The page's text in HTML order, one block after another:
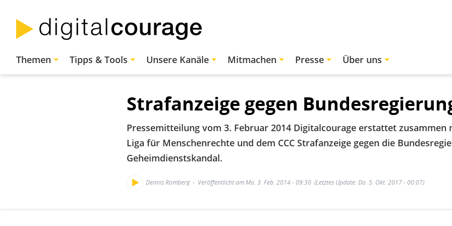
zum
Inhalt
Hauptnavigation
Themen Tipps & Tools Unsere Kanäle Mitmachen Presse Über uns
Strafanzeige gegen
Pressemitteilung vom 3. Februar 2014 Digitalcourage erstattet
Liga für Menschenrechte und dem CCC Strafanzeige gegen die
Geheimdienstskandal.
Dennis Romberg Veröffentlicht am Mo. 3. Feb. 2014 - 09:30 (Letztes Update: Do. 5. Okt. 2017 - 00:07)